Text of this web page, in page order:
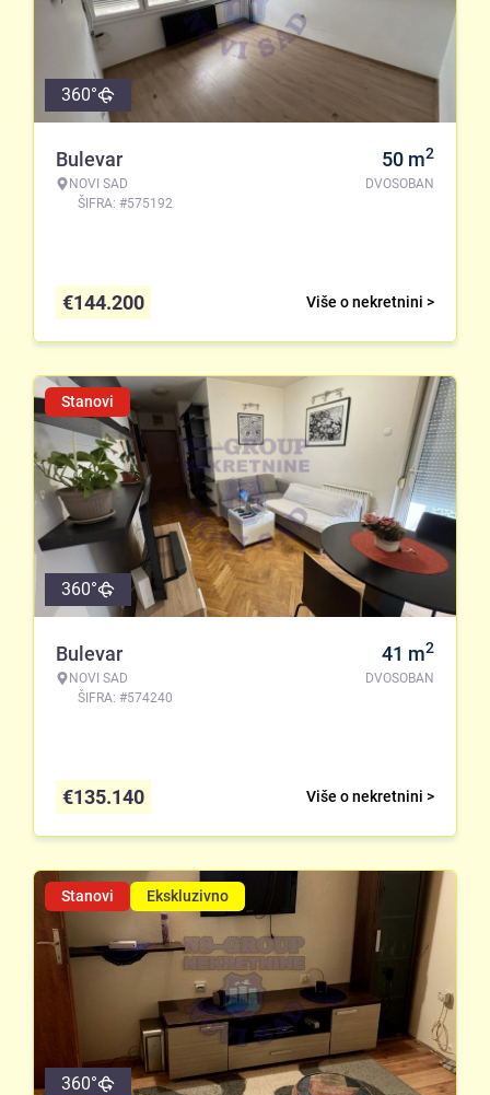
360°
Bulevar
NOVI SAD
ŠIFRA: #575192
50 m2
DVOSOBAN
Više o nekretnini >
€144.200
Stanovi
360°
Bulevar
NOVI SAD
ŠIFRA: #574240
41 m2
DVOSOBAN
Više o nekretnini >
€135.140
Stanovi Ekskluzivno
360°